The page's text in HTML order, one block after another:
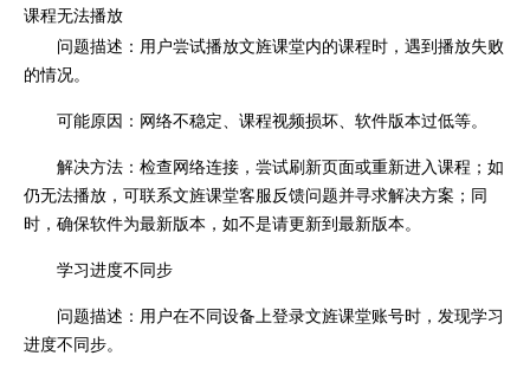
课程无法播放
问题描述：用户尝试播放文旌课堂内的课程时，遇到播放失败
的情况。
可能原因：网络不稳定、课程视频损坏、软件版本过低等。
解决方法：检查网络连接，尝试刷新页面或重新进入课程；如
仍无法播放，可联系文旌课堂客服反馈问题并寻求解决方案；同
时，确保软件为最新版本，如不是请更新到最新版本。
学习进度不同步
问题描述：用户在不同设备上登录文旌课堂账号时，发现学习
进度不同步。